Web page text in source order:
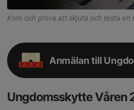
Kom och prova att skjuta och testa en
Anmälan till
Ungdomsskytte Våren